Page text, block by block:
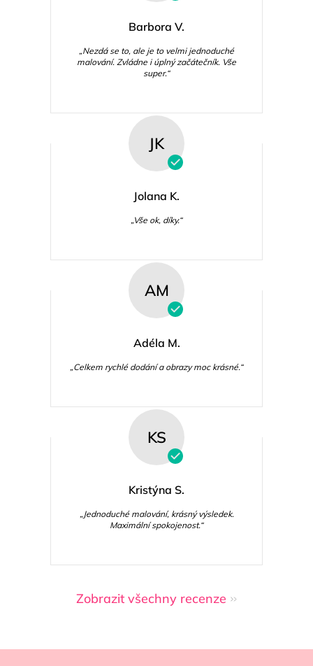
Barbora V.
„Nezdá se to, ale je to velmi jednoduché
malování. Zvládne i úplný začátečník. Vše
super.“
JK
Jolana K.
„Vše ok, díky.“
AM
Adéla M.
„Celkem rychlé dodání a obrazy moc krásné.“
KS
Kristýna S.
„Jednoduché malování, krásný výsledek.
Maximální spokojenost.“
Zobrazit všechny recenze